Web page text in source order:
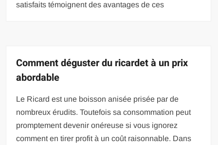
satisfaits témoignent des avantages de ces
Comment déguster du ricardet à un prix
abordable
Le Ricard est une boisson anisée prisée par de
nombreux érudits. Toutefois sa consommation peut
promptement devenir onéreuse si vous ignorez
comment en tirer profit à un coût raisonnable. Dans